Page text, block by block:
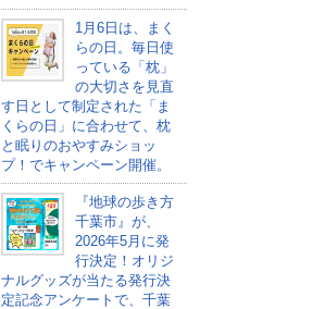
1月6日は、まく
らの日。毎日使
っている「枕」
の大切さを見直
す日として制定された「ま
くらの日」に合わせて、枕
と眠りのおやすみショッ
プ！でキャンペーン開催。
『地球の歩き方
千葉市』が、
2026年5月に発
行決定！オリジ
ナルグッズが当たる発行決
定記念アンケートで、千葉